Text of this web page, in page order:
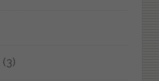
(3)